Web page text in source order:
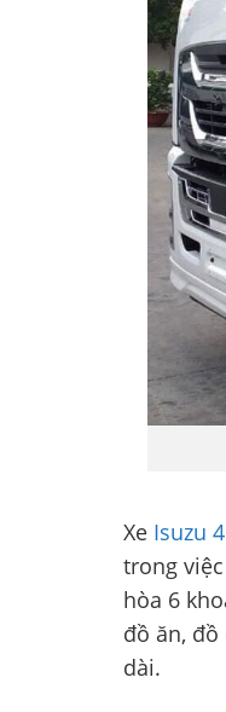
Xe Isuzu
trong
hòa 6
đồ ăn,
dài.